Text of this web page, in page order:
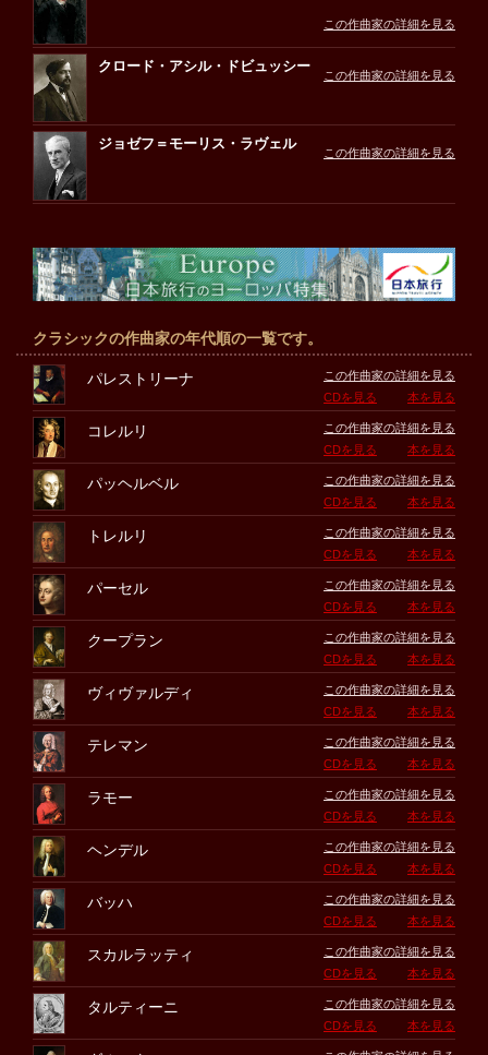
この作曲家の詳細を見る
クロード・アシル・ドビュッシー
この作曲家の詳細を見る
ジョゼフ＝モーリス・ラヴェル
この作曲家の詳細を見る
クラシックの作曲家の年代順の一覧です。
パレストリーナ
この作曲家の詳細を見る
CDを見る
本を見る
コレルリ
この作曲家の詳細を見る
CDを見る
本を見る
パッヘルベル
この作曲家の詳細を見る
CDを見る
本を見る
トレルリ
この作曲家の詳細を見る
CDを見る
本を見る
パーセル
この作曲家の詳細を見る
CDを見る
本を見る
クープラン
この作曲家の詳細を見る
CDを見る
本を見る
ヴィヴァルディ
この作曲家の詳細を見る
CDを見る
本を見る
テレマン
この作曲家の詳細を見る
CDを見る
本を見る
ラモー
この作曲家の詳細を見る
CDを見る
本を見る
ヘンデル
この作曲家の詳細を見る
CDを見る
本を見る
バッハ
この作曲家の詳細を見る
CDを見る
本を見る
スカルラッティ
この作曲家の詳細を見る
CDを見る
本を見る
タルティーニ
この作曲家の詳細を見る
CDを見る
本を見る